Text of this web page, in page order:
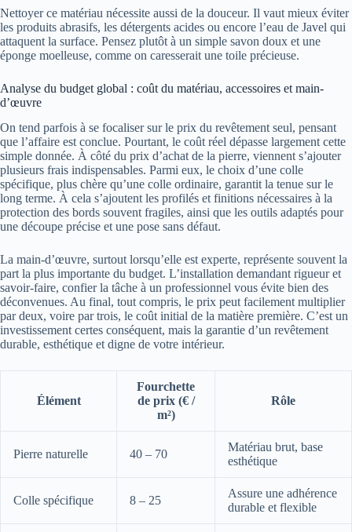
Nettoyer ce matériau nécessite aussi de la douceur. Il vaut mieux éviter
les produits abrasifs, les détergents acides ou encore l’eau de Javel qui
attaquent la surface. Pensez plutôt à un simple savon doux et une
éponge moelleuse, comme on caresserait une toile précieuse.
Analyse du budget global : coût du matériau, accessoires et main-
d’œuvre
On tend parfois à se focaliser sur le prix du revêtement seul, pensant
que l’affaire est conclue. Pourtant, le coût réel dépasse largement cette
simple donnée. À côté du prix d’achat de la pierre, viennent s’ajouter
plusieurs frais indispensables. Parmi eux, le choix d’une colle
spécifique, plus chère qu’une colle ordinaire, garantit la tenue sur le
long terme. À cela s’ajoutent les profilés et finitions nécessaires à la
protection des bords souvent fragiles, ainsi que les outils adaptés pour
une découpe précise et une pose sans défaut.
La main-d’œuvre, surtout lorsqu’elle est experte, représente souvent la
part la plus importante du budget. L’installation demandant rigueur et
savoir-faire, confier la tâche à un professionnel vous évite bien des
déconvenues. Au final, tout compris, le prix peut facilement multiplier
par deux, voire par trois, le coût initial de la matière première. C’est un
investissement certes conséquent, mais la garantie d’un revêtement
durable, esthétique et digne de votre intérieur.
Élément
Fourchette
de prix (€ /
m²)
Rôle
Pierre naturelle 40 – 70
Matériau brut, base
esthétique
Colle spécifique 8 – 25
Assure une adhérence
durable et flexible